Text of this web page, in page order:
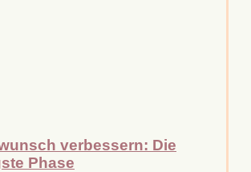
verbessern: Die
Phase